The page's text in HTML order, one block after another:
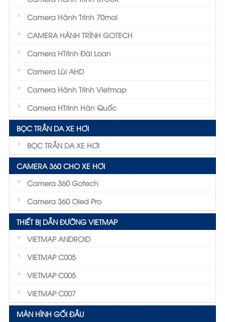
Camera Hành Trình 70mai
CAMERA HÀNH TRÌNH GOTECH
Camera HTrình Đài Loan
Camera Lùi AHD
Camera Hành Trình Vietmap
Camera HTrình Hàn Quốc
BỌC TRẦN DA XE HƠI
BỌC TRẦN DA XE HƠI
CAMERA 360 CHO XE HƠI
Camera 360 Gotech
Camera 360 Oled Pro
THIẾT BỊ DẪN ĐƯỜNG VIETMAP
VIETMAP ANDROID
VIETMAP C005
VIETMAP C005
VIETMAP C007
MÀN HÌNH GỐI ĐẦU